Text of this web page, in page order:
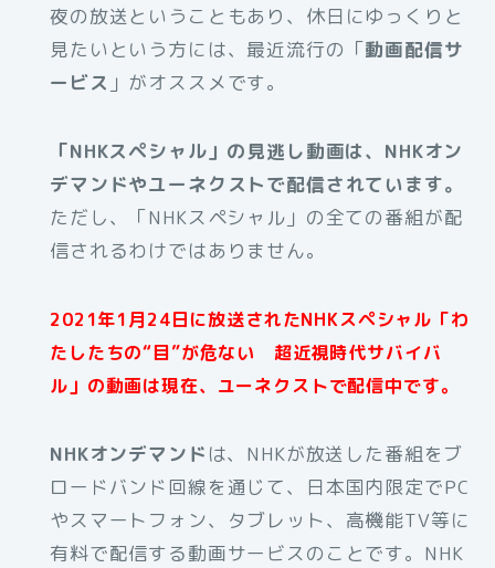
夜の放送ということもあり、休日にゆっくりと
見たいという方には、最近流行の「動画配信サ
ービス 」がオススメです。
「NHKスペシャル」の見逃し動画は、NHKオン
デマンドやユーネクストで配信されています。
ただし、「NHKスペシャル」の全ての番組が配
信されるわけではありません。
2021年1月24日に放送されたNHKスペシャル「わ
たしたちの“目”が危ない 超近視時代サバイバ
ル」の動画は現在、ユーネクストで配信中です。
NHKオンデマンド は、NHKが放送した番組をブ
ロードバンド回線を通じて、日本国内限定でPC
やスマートフォン、タブレット、高機能TV等に
有料で配信する動画サービスのことです。NHK